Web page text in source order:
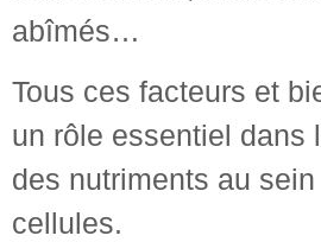
abîmés…
Tous ces facteurs et
un rôle essentiel dans
des nutriments au
cellules.